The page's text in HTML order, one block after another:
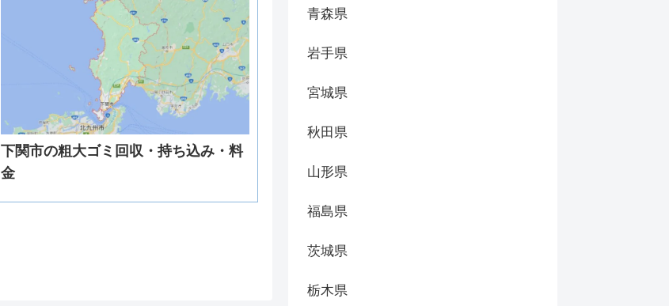
下関市の粗大ゴミ回収・持ち込み・料
金
青森県
岩手県
宮城県
秋田県
山形県
福島県
茨城県
栃木県